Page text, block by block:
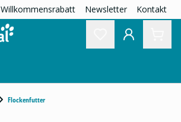
Willkommensrabatt Newsletter Kontakt
Flockenfutter